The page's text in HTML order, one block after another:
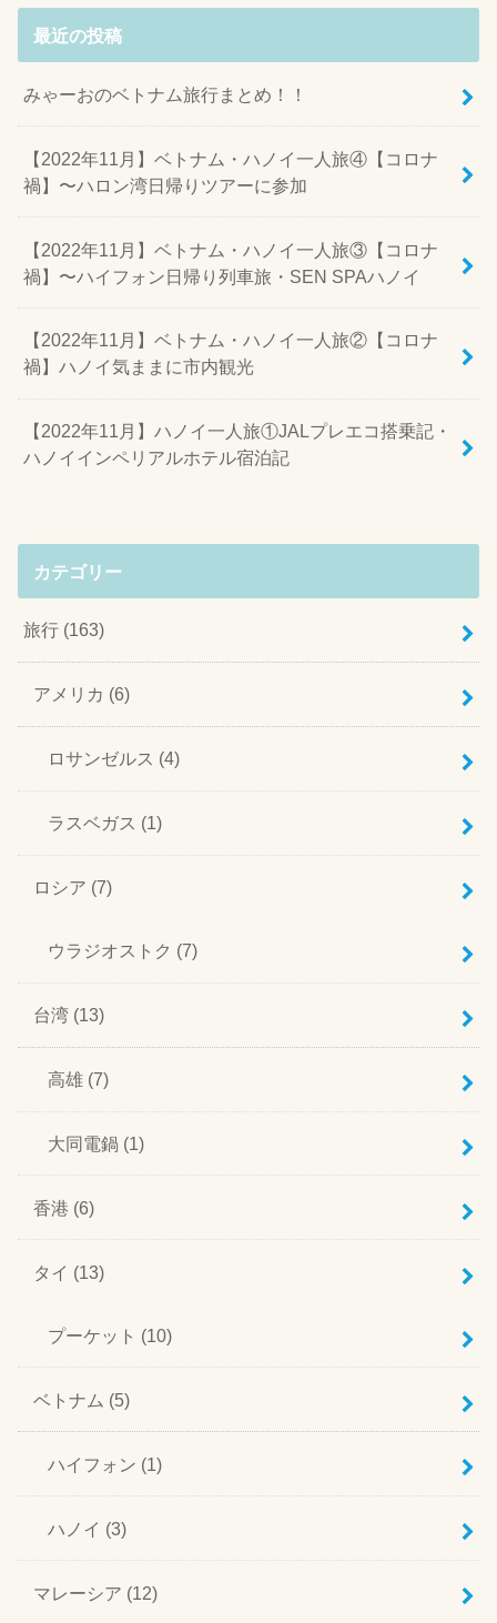
最近の投稿
みゃーおのベトナム旅行まとめ！！
【2022年11月】ベトナム・ハノイ一人旅④【コロナ
禍】〜ハロン湾日帰りツアーに参加
【2022年11月】ベトナム・ハノイ一人旅③【コロナ
禍】〜ハイフォン日帰り列車旅・SEN SPAハノイ
【2022年11月】ベトナム・ハノイ一人旅②【コロナ
禍】ハノイ気ままに市内観光
【2022年11月】ハノイ一人旅①JALプレエコ搭乗記・
ハノイインペリアルホテル宿泊記
カテゴリー
旅行 (163)
アメリカ (6)
ロサンゼルス (4)
ラスベガス (1)
ロシア (7)
ウラジオストク (7)
台湾 (13)
高雄 (7)
大同電鍋 (1)
香港 (6)
タイ (13)
プーケット (10)
ベトナム (5)
ハイフォン (1)
ハノイ (3)
マレーシア (12)